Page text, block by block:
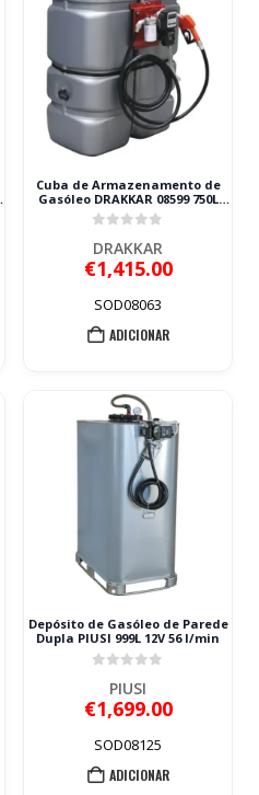
Cuba de Armazenamento de
Gasóleo DRAKKAR 08599 750L
230V Dupla Parede
DRAKKAR
€1,415.00
SOD08063
ADICIONAR
Depósito de Gasóleo de Parede
Dupla PIUSI 999L 12V 56 l/min
PIUSI
€1,699.00
SOD08125
ADICIONAR